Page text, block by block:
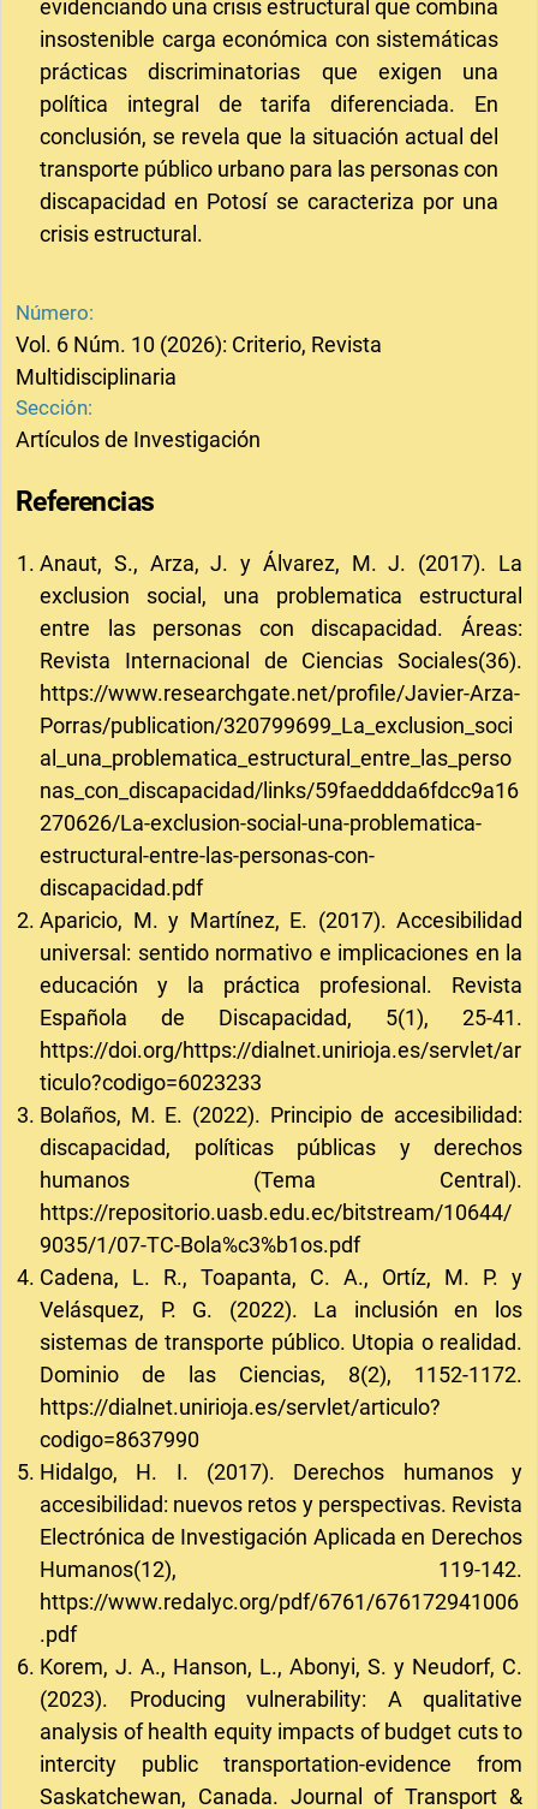
evidenciando una crisis estructural que combina
insostenible carga económica con sistemáticas
prácticas discriminatorias que exigen una
política integral de tarifa diferenciada. En
conclusión, se revela que la situación actual del
transporte público urbano para las personas con
discapacidad en Potosí se caracteriza por una
crisis estructural.
Número:
Vol. 6 Núm. 10 (2026): Criterio, Revista
Multidisciplinaria
Sección:
Artículos de Investigación
Referencias
Anaut, S., Arza, J. y Álvarez, M. J. (2017). La
exclusion social, una problematica estructural
entre las personas con discapacidad. Áreas:
Revista Internacional de Ciencias Sociales(36).
https://www.researchgate.net/profile/Javier-Arza-
Porras/publication/320799699_La_exclusion_soci
al_una_problematica_estructural_entre_las_perso
nas_con_discapacidad/links/59faeddda6fdcc9a16
270626/La-exclusion-social-una-problematica-
estructural-entre-las-personas-con-
discapacidad.pdf
Aparicio, M. y Martínez, E. (2017). Accesibilidad
universal: sentido normativo e implicaciones en la
educación y la práctica profesional. Revista
Española de Discapacidad, 5(1), 25-41.
https://doi.org/https://dialnet.unirioja.es/servlet/ar
ticulo?codigo=6023233
Bolaños, M. E. (2022). Principio de accesibilidad:
discapacidad, políticas públicas y derechos
humanos (Tema Central).
https://repositorio.uasb.edu.ec/bitstream/10644/
9035/1/07-TC-Bola%c3%b1os.pdf
Cadena, L. R., Toapanta, C. A., Ortíz, M. P. y
Velásquez, P. G. (2022). La inclusión en los
sistemas de transporte público. Utopia o realidad.
Dominio de las Ciencias, 8(2), 1152-1172.
https://dialnet.unirioja.es/servlet/articulo?
codigo=8637990
Hidalgo, H. I. (2017). Derechos humanos y
accesibilidad: nuevos retos y perspectivas. Revista
Electrónica de Investigación Aplicada en Derechos
Humanos(12), 119-142.
https://www.redalyc.org/pdf/6761/676172941006
.pdf
Korem, J. A., Hanson, L., Abonyi, S. y Neudorf, C.
(2023). Producing vulnerability: A qualitative
analysis of health equity impacts of budget cuts to
intercity public transportation-evidence from
Saskatchewan, Canada. Journal of Transport &